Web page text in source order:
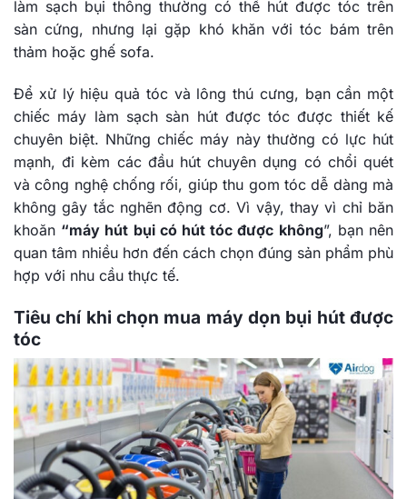
làm sạch bụi thông thường có thể hút được tóc trên
sàn cứng, nhưng lại gặp khó khăn với tóc bám trên
thảm hoặc ghế sofa.
Để xử lý hiệu quả tóc và lông thú cưng, bạn cần một
chiếc máy làm sạch sàn hút được tóc được thiết kế
chuyên biệt. Những chiếc máy này thường có lực hút
mạnh, đi kèm các đầu hút chuyên dụng có chổi quét
và công nghệ chống rối, giúp thu gom tóc dễ dàng mà
không gây tắc nghẽn động cơ. Vì vậy, thay vì chỉ băn
khoăn “máy hút bụi có hút tóc được không”, bạn nên
quan tâm nhiều hơn đến cách chọn đúng sản phẩm phù
hợp với nhu cầu thực tế.
Tiêu chí khi chọn mua máy dọn bụi hút được
tóc